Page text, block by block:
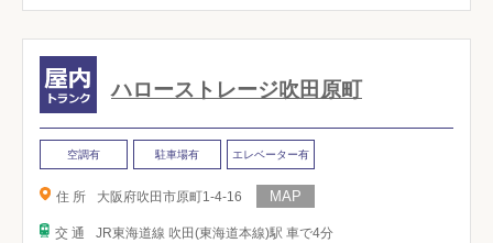
ハローストレージ吹田原町
空調有 駐車場有 エレベーター有
住 所 大阪府吹田市原町1-4-16
交 通 JR東海道線 吹田(東海道本線)駅 車で4分